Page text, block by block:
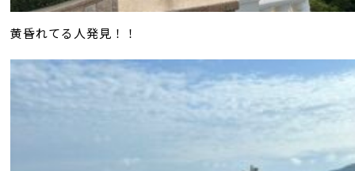
黄昏れてる人発見！！